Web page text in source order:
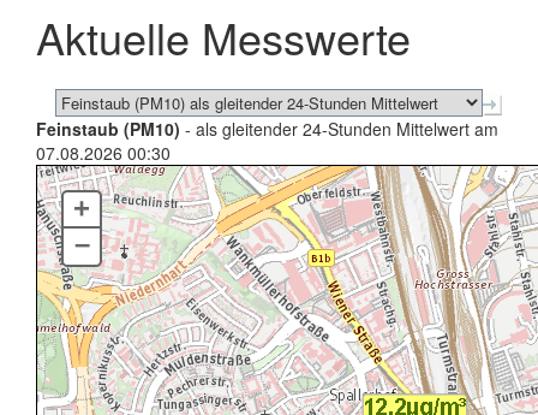
schließen
Aktuelle Messwerte
Feinstaub (PM10) - als gleitender 24-Stunden Mittelwert am
07.08.2026 00:30
+
–